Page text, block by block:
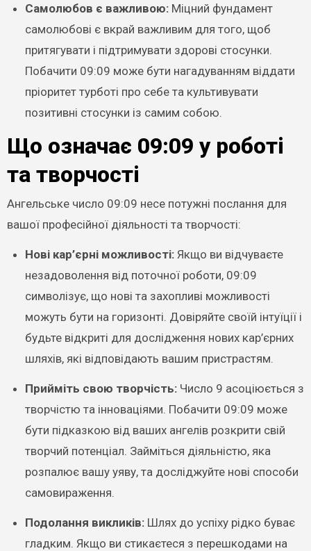
Самолюбов є важливою:Міцний фундамент
самолюбові є вкрай важливим для того, щоб
притягувати і підтримувати здорові стосунки.
Побачити 09:09 може бути нагадуванням віддати
пріоритет турботі про себе та культивувати
позитивні стосунки із самим собою.
Що означає 09:09 у роботі
та творчості
Ангельське число 09:09 несе потужні послання для
вашої професійної діяльності та творчості:
Нові кар’єрні можливості:Якщо ви відчуваєте
незадоволення від поточної роботи, 09:09
символізує, що нові та захопливі можливості
можуть бути на горизонті. Довіряйте своїй інтуїції і
будьте відкриті для дослідження нових кар’єрних
шляхів, які відповідають вашим пристрастям.
Прийміть свою творчість:Число 9 асоціюється з
творчістю та інноваціями. Побачити 09:09 може
бути підказкою від ваших ангелів розкрити свій
творчий потенціал. Займіться діяльністю, яка
розпалює вашу уяву, та досліджуйте нові способи
самовираження.
Подолання викликів:Шлях до успіху рідко буває
гладким. Якщо ви стикаєтеся з перешкодами на